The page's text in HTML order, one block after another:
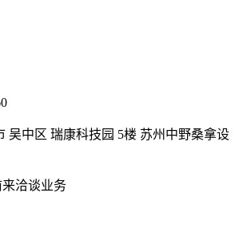
吴中区 瑞康科技园 5楼 苏州中野桑拿设
洽谈业务